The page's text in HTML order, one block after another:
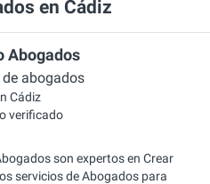
en Cádiz
Abogados
abogados
Cádiz
verificado
son expertos en Crear
servicios de Abogados para